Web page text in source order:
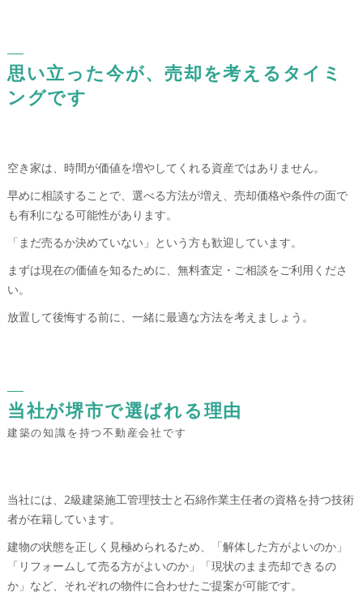
思い立った今が、売却を考えるタイミ
ングです
空き家は、時間が価値を増やしてくれる資産ではありません。
早めに相談することで、選べる方法が増え、売却価格や条件の面で
も有利になる可能性があります。
「まだ売るか決めていない」という方も歓迎しています。
まずは現在の価値を知るために、無料査定・ご相談をご利用くださ
い。
放置して後悔する前に、一緒に最適な方法を考えましょう。
当社が堺市で選ばれる理由
建築の知識を持つ不動産会社です
当社には、2級建築施工管理技士と石綿作業主任者の資格を持つ技術
者が在籍しています。
建物の状態を正しく見極められるため、「解体した方がよいのか」
「リフォームして売る方がよいのか」「現状のまま売却できるの
か」など、それぞれの物件に合わせたご提案が可能です。